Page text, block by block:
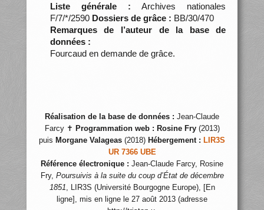
Liste générale : Archives nationales
F/7/*/2590 Dossiers de grâce : BB/30/470
Remarques de l’auteur de la base de
données :
Fourcaud en demande de grâce.
Réalisation de la base de données : Jean-Claude
Farcy ✝ Programmation web : Rosine Fry(2013)
puis Morgane Valageas (2018) Hébergement : LIR3S
UR 7366 UBE
Référence électronique : Jean-Claude Farcy, Rosine
Fry, Poursuivis à la suite du coup d’État de décembre
1851, LIR3S (Université Bourgogne Europe), [En
ligne], mis en ligne le 27 août 2013 (adresse